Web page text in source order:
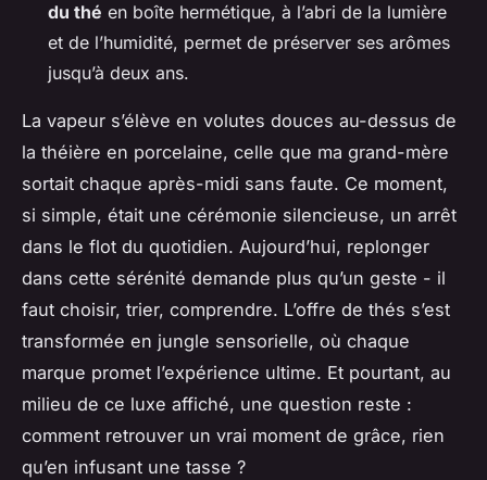
du thé en boîte hermétique, à l’abri de la lumière
et de l’humidité, permet de préserver ses arômes
jusqu’à deux ans.
La vapeur s’élève en volutes douces au-dessus de
la théière en porcelaine, celle que ma grand-mère
sortait chaque après-midi sans faute. Ce moment,
si simple, était une cérémonie silencieuse, un arrêt
dans le flot du quotidien. Aujourd’hui, replonger
dans cette sérénité demande plus qu’un geste - il
faut choisir, trier, comprendre. L’offre de thés s’est
transformée en jungle sensorielle, où chaque
marque promet l’expérience ultime. Et pourtant, au
milieu de ce luxe affiché, une question reste :
comment retrouver un vrai moment de grâce, rien
qu’en infusant une tasse ?